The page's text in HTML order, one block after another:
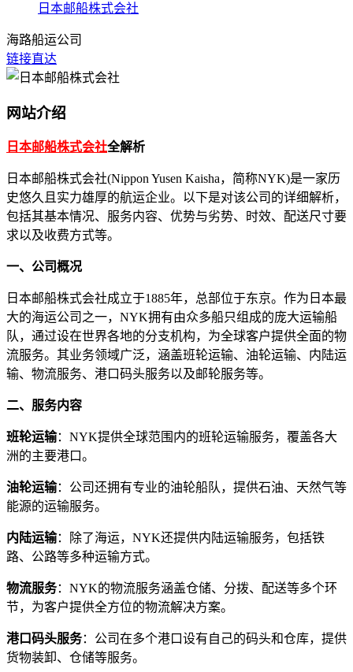
日本邮船株式会社
海路船运公司
链接直达
网站介绍
日本邮船株式会社全解析
日本邮船株式会社(Nippon Yusen Kaisha，简称NYK)是一家历
史悠久且实力雄厚的航运企业。以下是对该公司的详细解析，
包括其基本情况、服务内容、优势与劣势、时效、配送尺寸要
求以及收费方式等。
一、公司概况
日本邮船株式会社成立于1885年，总部位于东京。作为日本最
大的海运公司之一，NYK拥有由众多船只组成的庞大运输船
队，通过设在世界各地的分支机构，为全球客户提供全面的物
流服务。其业务领域广泛，涵盖班轮运输、油轮运输、内陆运
输、物流服务、港口码头服务以及邮轮服务等。
二、服务内容
班轮运输：NYK提供全球范围内的班轮运输服务，覆盖各大
洲的主要港口。
油轮运输：公司还拥有专业的油轮船队，提供石油、天然气等
能源的运输服务。
内陆运输：除了海运，NYK还提供内陆运输服务，包括铁
路、公路等多种运输方式。
物流服务：NYK的物流服务涵盖仓储、分拨、配送等多个环
节，为客户提供全方位的物流解决方案。
港口码头服务：公司在多个港口设有自己的码头和仓库，提供
货物装卸、仓储等服务。